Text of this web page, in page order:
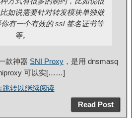
如说需要针对转发模块单独做
有一个有效的 ssl 签名证书等
等。
款神器 SNI Proxy ，是用 dnsmasq
可以实[……]
跳转以继续阅读
Read Post